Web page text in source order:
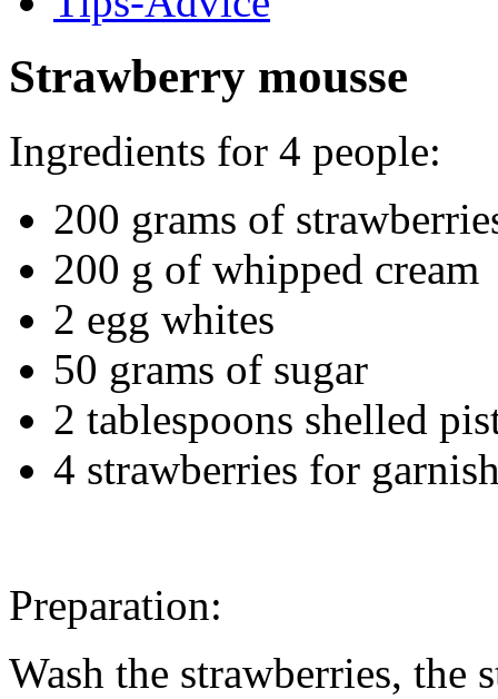
Strawberry mousse
Ingredients for 4 people:
200 grams of
200 g of whipped cream
2 egg whites
50 grams of sugar
2 tablespoons shelled
4 strawberries for
Preparation:
Wash the strawberries, the